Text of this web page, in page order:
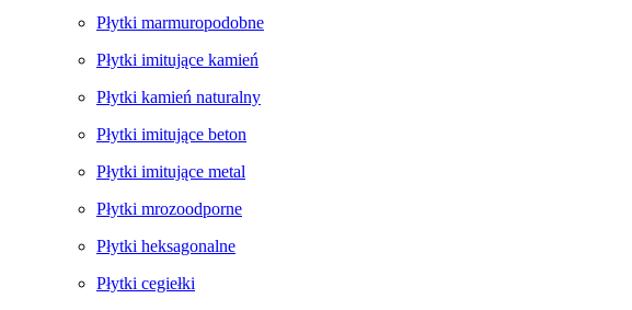
Płytki marmuropodobne
Płytki imitujące kamień
Płytki kamień naturalny
Płytki imitujące beton
Płytki imitujące metal
Płytki mrozoodporne
Płytki heksagonalne
Płytki cegiełki